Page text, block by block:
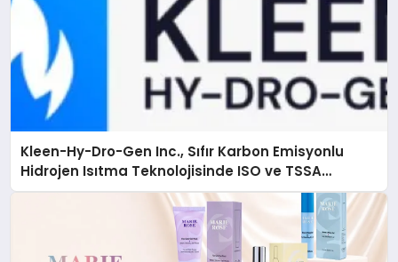
Kleen-Hy-Dro-Gen Inc., Sıfır Karbon Emisyonlu
Hidrojen Isıtma Teknolojisinde ISO ve TSSA
Düzenleyici Onaylarını Aldı